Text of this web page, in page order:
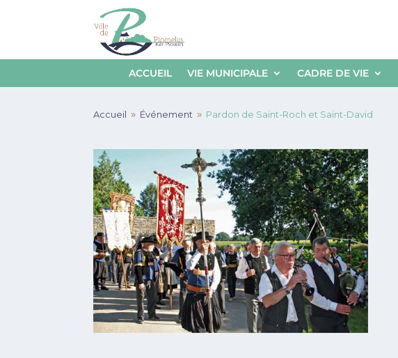
ACCUEIL VIE MUNICIPALE CADRE DE VIE
Accueil 9 Événement 9 Pardon de Saint-Roch et Saint-David